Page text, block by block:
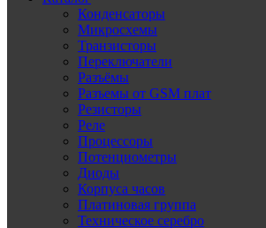
Конденсаторы
Микросхемы
Транзисторы
Переключатели
Разъёмы
Разъемы от GSM плат
Резисторы
Реле
Процессоры
Потенциометры
Диоды
Корпуса часов
Платиновая группа
Техническое серебро